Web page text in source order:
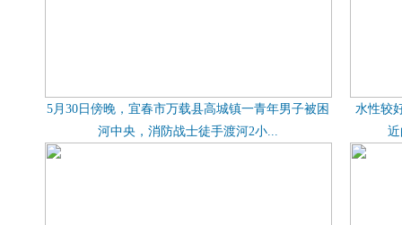
5月30日傍晚，宜春市万载县高城镇一青年男子被困
河中央，消防战士徒手渡河2小...
水性较